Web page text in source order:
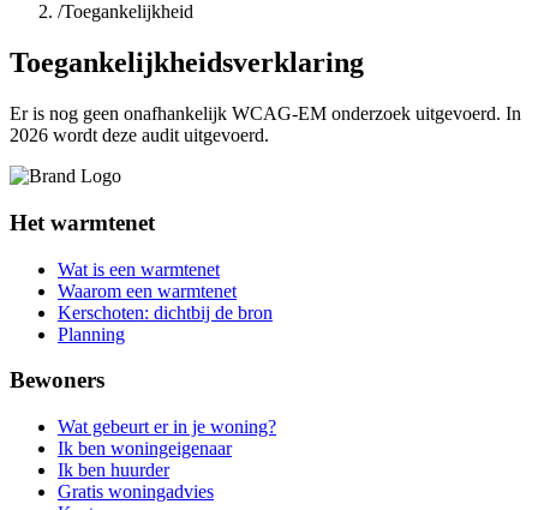
/Toegankelijkheid
Toegankelijkheidsverklaring
Er is nog geen onafhankelijk WCAG-EM onderzoek uitgevoerd. In
2026 wordt deze audit uitgevoerd.
Het warmtenet
Wat is een warmtenet
Waarom een warmtenet
Kerschoten: dichtbij de bron
Planning
Bewoners
Wat gebeurt er in je woning?
Ik ben woningeigenaar
Ik ben huurder
Gratis woningadvies